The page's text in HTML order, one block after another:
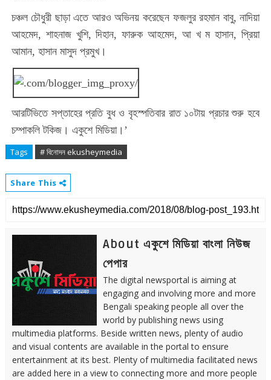
চঞ্চল চৌধুরী ছাড়া এতে আরও অভিনয় করেছেন ফজলুর রহমান বাবু, নাদিয়া
আহমেদ, শাহনাজ খুশি, দিহান, ফারুক আহমেদ, আ খ ম হাসান, প্রিয়া
আমান, হাসান মাসুদ প্রমুখ।
আরটিভিতে সপ্তাহের প্রতি বুধ ও বৃহস্পতিবার রাত ১০টায় প্রচার শুরু হবে
চম্পাকলি টকিজ। একুশে মিডিয়া।’
Tags # বিনোদন ekusheymedia
Share This
About একুশে মিডিয়া বাংলা নিউজ
পেপার
The digital newsportal is aiming at
engaging and involving more and more
Bengali speaking people all over the
world by publishing news using
multimedia platforms. Beside written news, plenty of audio
and visual contents are available in the portal to ensure
entertainment at its best. Plenty of multimedia facilitated news
are added here in a view to connecting more and more people